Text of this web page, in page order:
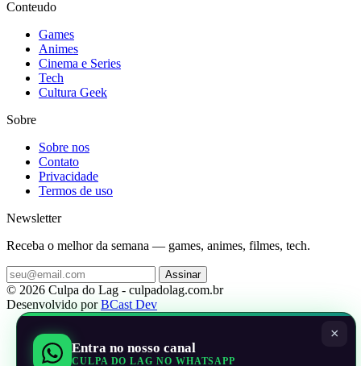
Conteudo
Games
Animes
Cinema e Series
Tech
Cultura Geek
Sobre
Sobre nos
Contato
Privacidade
Termos de uso
Newsletter
Receba o melhor da semana — games, animes, filmes, tech.
Assinar
© 2026 Culpa do Lag - culpadolag.com.br
Desenvolvido porBCast Dev
×
Entra no nosso canal
CULPA DO LAG NO WHATSAPP